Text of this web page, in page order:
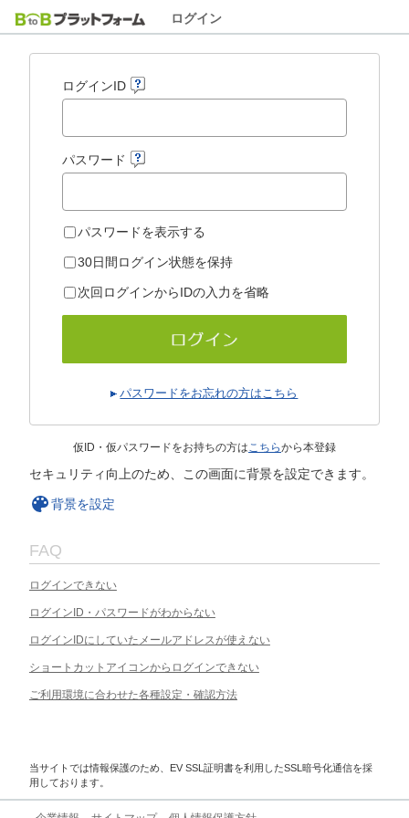
ログイン
ログインID
パスワード
パスワードを表示する
30日間ログイン状態を保持
次回ログインからIDの入力を省略
パスワードをお忘れの方はこちら
仮ID・仮パスワードをお持ちの方はこちらから本登録
セキュリティ向上のため、この画面に背景を設定できます。
背景を設定
FAQ
ログインできない
ログインID・パスワードがわからない
ログインIDにしていたメールアドレスが使えない
ショートカットアイコンからログインできない
ご利用環境に合わせた各種設定・確認方法
当サイトでは情報保護のため、EV SSL証明書を利用したSSL暗号化通信を採
用しております。